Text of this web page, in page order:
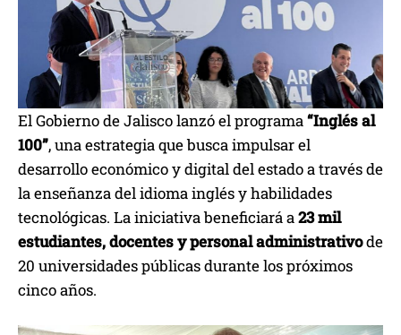
El Gobierno de Jalisco lanzó el programa“Inglés al
100”, una estrategia que busca impulsar el
desarrollo económico y digital del estado a través de
la enseñanza del idioma inglés y habilidades
tecnológicas. La iniciativa beneficiará a23 mil
estudiantes, docentes y personal administrativode
20 universidades públicas durante los próximos
cinco años.